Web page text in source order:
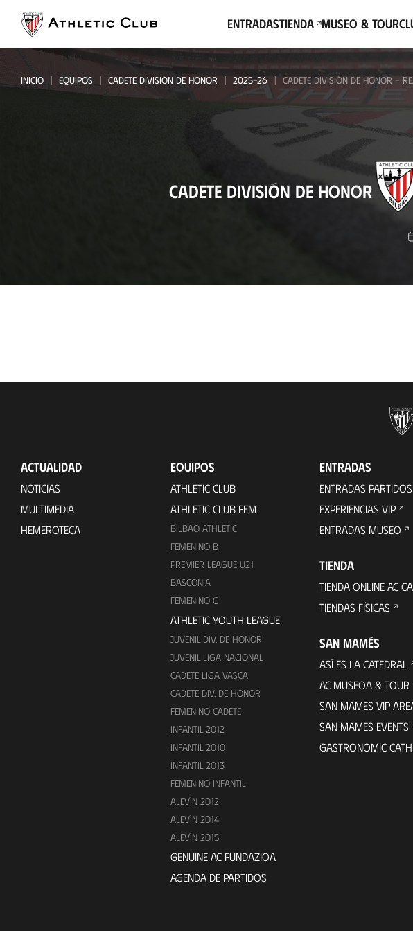
contenido
principal
EntradasTienda Museo & Tour
INICIO EQUIPOS CADETE DIVISIÓN DE HONOR 2025-26 CADETE DIVISIÓN DE HONOR -
Real
CADETE DIVISIÓN DE HONOR
ACTUALIDAD
NOTICIAS
MULTIMEDIA
HEMEROTECA
EQUIPOS
ATHLETIC CLUB
ATHLETIC CLUB FEM
BILBAO ATHLETIC
FEMENINO B
PREMIER LEAGUE U21
BASCONIA
FEMENINO C
ATHLETIC YOUTH LEAGUE
JUVENIL DIV. DE HONOR
JUVENIL LIGA NACIONAL
CADETE LIGA VASCA
CADETE DIV. DE HONOR
FEMENINO CADETE
INFANTIL 2012
INFANTIL 2010
INFANTIL 2013
FEMENINO INFANTIL
ALEVÍN 2012
ALEVÍN 2014
ALEVÍN 2015
GENUINE AC FUNDAZIOA
AGENDA DE PARTIDOS
ENTRADAS
ENTRADAS PARTIDOS
EXPERIENCIAS VIP
ENTRADAS MUSEO
TIENDA
TIENDA ONLINE AC
TIENDAS FÍSICAS
SAN MAMÉS
ASÍ ES LA CATEDRAL
AC MUSEOA & TOUR
SAN MAMES VIP
SAN MAMES EVENTS
GASTRONOMIC